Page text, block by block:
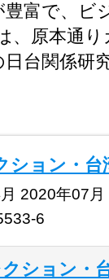
豊富で、ビ
、原本通
日台関係研
ション・
2020年07
6
クション・